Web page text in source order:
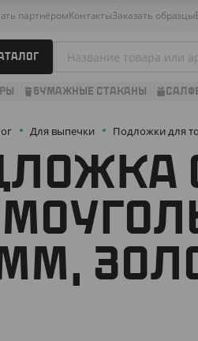
партнёромКонтактыЗаказать образцы
БУМАЖНЫЕ СТАКАНЫ
Для выпечки Подложки для